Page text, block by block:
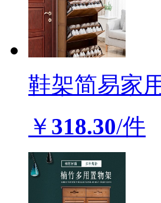
鞋架简易家
￥ 318.30/件